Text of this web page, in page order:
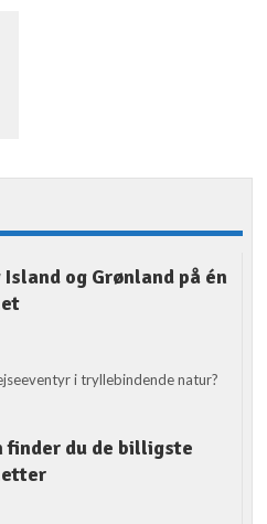
Island og Grønland på én
i tryllebindende natur?
finder du de billigste